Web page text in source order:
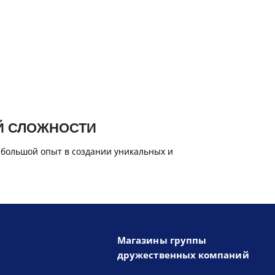
СЛОЖНОСТИ
опыт в создании уникальных и
Магазины группы
дружественных компаний